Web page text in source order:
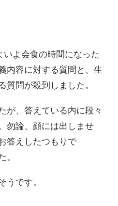
よ会食の時間になった
内容に対する質問と、生
質問が殺到しました。
が、答えている内に段々
勿論、顔には出しませ
答えしたつもりで
うです。